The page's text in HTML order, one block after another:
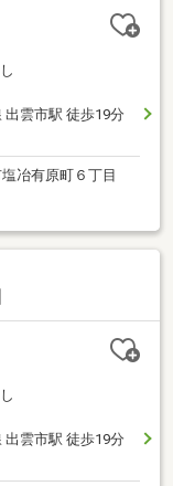
出雲市駅 徒歩19分
冶有原町６丁目
出雲市駅 徒歩19分